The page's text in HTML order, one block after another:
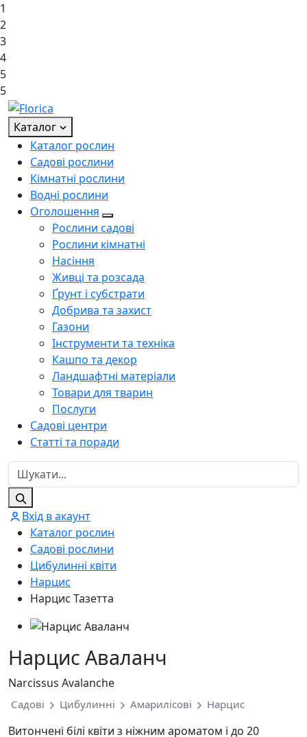
1
2
3
4
5
5
Каталог
Каталог рослин
Садові рослини
Кімнатні рослини
Водні рослини
Оголошення
Рослини садові
Рослини кімнатні
Насіння
Живці та розсада
Ґрунт і субстрати
Добрива та захист
Газони
Інструменти та техніка
Кашпо та декор
Ландшафтні матеріали
Товари для тварин
Послуги
Садові центри
Статті та поради
Вхід в акаунт
Каталог рослин
Садові рослини
Цибулинні квіти
Нарцис
Нарцис Тазетта
Нарцис Аваланч
Narcissus Avalanche
Садові Цибулинні Амарилісові Нарцис
Витончені білі квіти з ніжним ароматом і до 20